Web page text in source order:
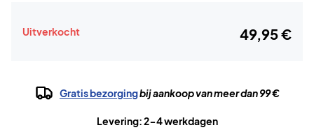
Uitverkocht 49,95 €
Gratis bezorgingbij aankoop van meer dan 99 €
Levering: 2-4 werkdagen